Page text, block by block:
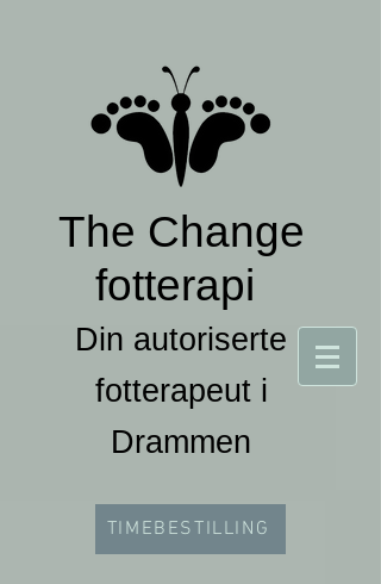
The Change
fotterapi
Din autoriserte
fotterapeut i
Drammen
TIMEBESTILLING